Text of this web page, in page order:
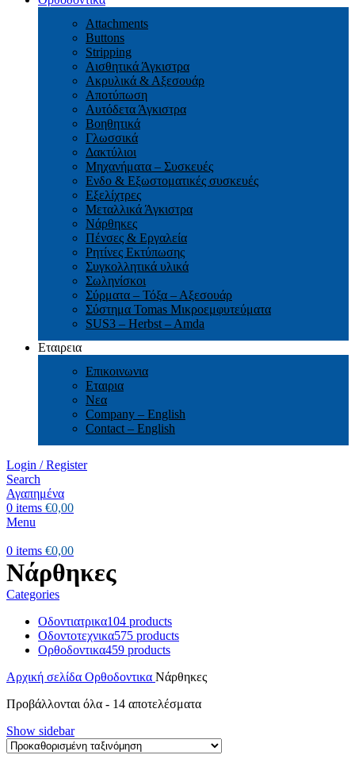
Attachments
Buttons
Stripping
Αισθητικά Άγκιστρα
Ακρυλικά & Αξεσουάρ
Αποτύπωση
Αυτόδετα Άγκιστρα
Βοηθητικά
Γλωσσικά
Δακτύλιοι
Μηχανήματα – Συσκευές
Ενδο & Εξωστοματικές συσκευές
Εξελίχτρες
Μεταλλικά Άγκιστρα
Νάρθηκες
Πένσες & Εργαλεία
Ρητίνες Εκτύπωσης
Συγκολλητικά υλικά
Σωληνίσκοι
Σύρματα – Τόξα – Αξεσουάρ
Σύστημα Tomas Μικροεμφυτεύματα
SUS3 – Herbst – Amda
Εταιρεια
Επικοινωνια
Εταιρια
Νεα
Company – English
Contact – English
Login / Register
Search
Αγαπημένα
0 items €0,00
Menu
0 items €0,00
Νάρθηκες
Categories
Οδοντιατρικα104 products
Οδοντοτεχνικα575 products
Ορθοδοντικα459 products
Αρχική σελίδα Ορθοδοντικα Νάρθηκες
Προβάλλονται όλα - 14 αποτελέσματα
Show sidebar